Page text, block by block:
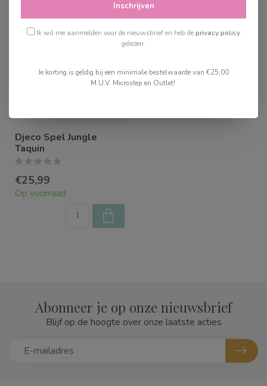
Djeco Spel Jungle
Taquin
€25,99
Op voorraad
Abonneer je op onze nieuwsbrief
Blijf op de hoogte over onze laatste acties
Inschrijven
Ik wil me aanmelden voor de nieuwsbrief en heb deprivacy policy
gelezen.
Je korting is geldig bij een minimale bestelwaarde van €25,00
M.U.V. Microstep en Outlet!